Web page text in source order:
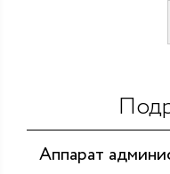
Аппарат